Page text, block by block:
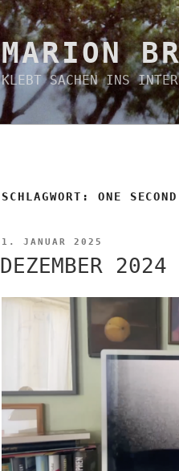
MARION
KLEBT SACHEN INS
SCHLAGWORT: ONE
VERÖFFENTLICHT
1. JANUAR 2025
DEZEMBER 2024